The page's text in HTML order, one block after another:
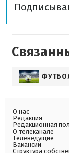
О нас
Редакция
Редакционная
О телеканале
Телеведущие
Вакансии
Структура